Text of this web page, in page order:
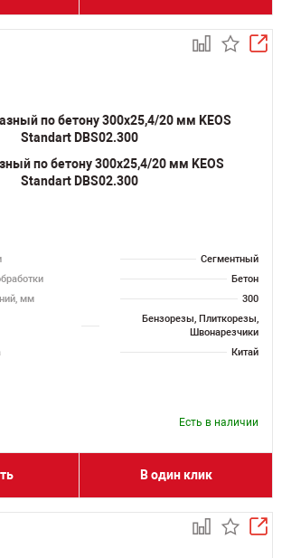
по бетону 300х25,4/20 мм KEOS
Standart DBS02.300
Сегментный
Бетон
мм
300
Бензорезы, Плиткорезы,
Швонарезчики
Китай
Есть в наличии
В один клик